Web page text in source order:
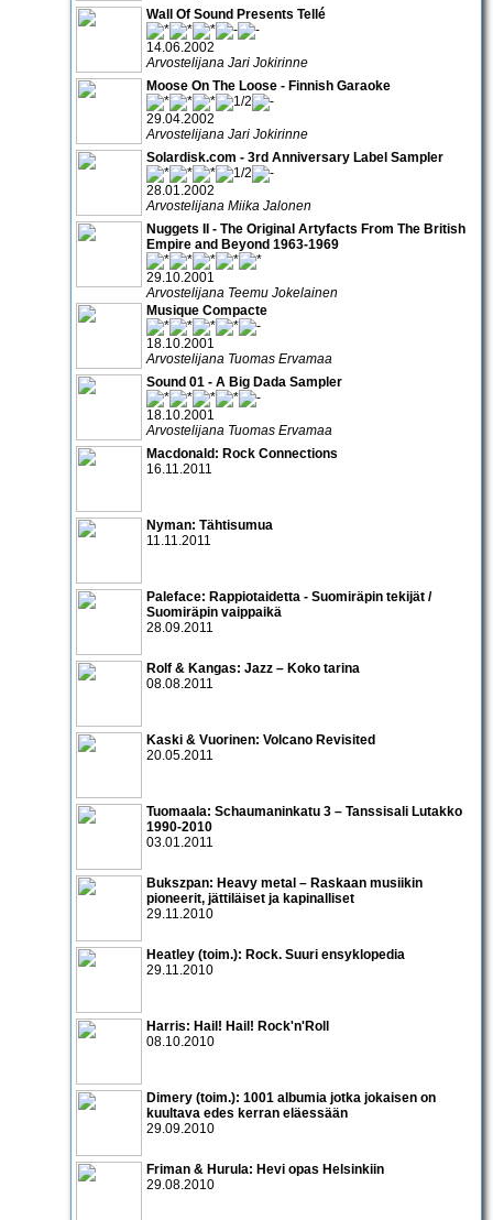
Wall Of Sound Presents Tellé
14.06.2002
Arvostelijana Jari Jokirinne
Moose On The Loose - Finnish Garaoke
29.04.2002
Arvostelijana Jari Jokirinne
Solardisk.com - 3rd Anniversary Label Sampler
28.01.2002
Arvostelijana Miika Jalonen
Nuggets II - The Original Artyfacts From The British
Empire and Beyond 1963-1969
29.10.2001
Arvostelijana Teemu Jokelainen
Musique Compacte
18.10.2001
Arvostelijana Tuomas Ervamaa
Sound 01 - A Big Dada Sampler
18.10.2001
Arvostelijana Tuomas Ervamaa
Macdonald: Rock Connections
16.11.2011
Nyman: Tähtisumua
11.11.2011
Paleface: Rappiotaidetta - Suomiräpin tekijät /
Suomiräpin vaippaikä
28.09.2011
Rolf & Kangas: Jazz – Koko tarina
08.08.2011
Kaski & Vuorinen: Volcano Revisited
20.05.2011
Tuomaala: Schaumaninkatu 3 – Tanssisali Lutakko
1990­-2010
03.01.2011
Bukszpan: Heavy metal – Raskaan musiikin
pioneerit, jättiläiset ja kapinalliset
29.11.2010
Heatley (toim.): Rock. Suuri ensyklopedia
29.11.2010
Harris: Hail! Hail! Rock'n'Roll
08.10.2010
Dimery (toim.): 1001 albumia jotka jokaisen on
kuultava edes kerran eläessään
29.09.2010
Friman & Hurula: Hevi opas Helsinkiin
29.08.2010